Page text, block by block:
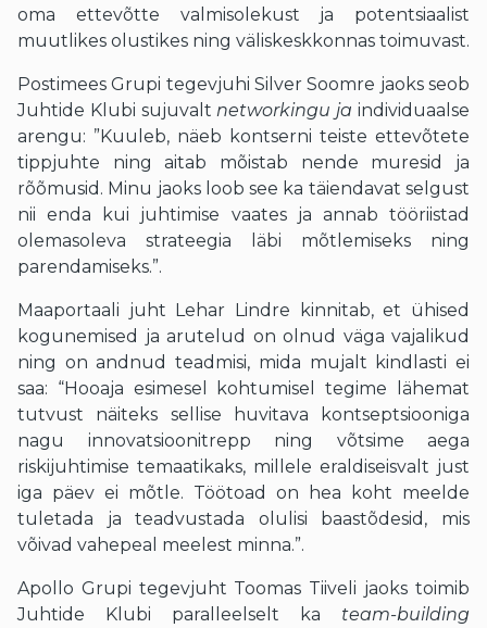
oma ettevõtte valmisolekust ja potentsiaalist
muutlikes olustikes ning väliskeskkonnas toimuvast.
Postimees Grupi tegevjuhi Silver Soomre jaoks seob
Juhtide Klubi sujuvalt networkingu jaindividuaalse
arengu: ”Kuuleb, näeb kontserni teiste ettevõtete
tippjuhte ning aitab mõistab nende muresid ja
rõõmusid. Minu jaoks loob see ka täiendavat selgust
nii enda kui juhtimise vaates ja annab tööriistad
olemasoleva strateegia läbi mõtlemiseks ning
parendamiseks.”.
Maaportaali juht Lehar Lindre kinnitab, et ühised
kogunemised ja arutelud on olnud väga vajalikud
ning on andnud teadmisi, mida mujalt kindlasti ei
saa: “Hooaja esimesel kohtumisel tegime lähemat
tutvust näiteks sellise huvitava kontseptsiooniga
nagu innovatsioonitrepp ning võtsime aega
riskijuhtimise temaatikaks, millele eraldiseisvalt just
iga päev ei mõtle. Töötoad on hea koht meelde
tuletada ja teadvustada olulisi baastõdesid, mis
võivad vahepeal meelest minna.”.
Apollo Grupi tegevjuht Toomas Tiiveli jaoks toimib
Juhtide Klubi paralleelselt ka team-building